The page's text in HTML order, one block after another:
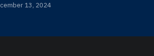
13, 2024